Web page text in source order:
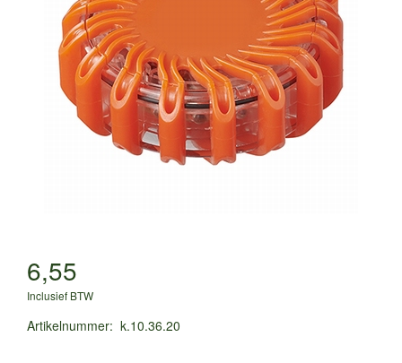
6,55
Inclusief BTW
Artikelnummer: k.10.36.20